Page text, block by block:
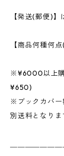
【発送(郵便)】
【商品何種何
※¥6000以上購
¥650)
※ブックカバー
別送料となりま